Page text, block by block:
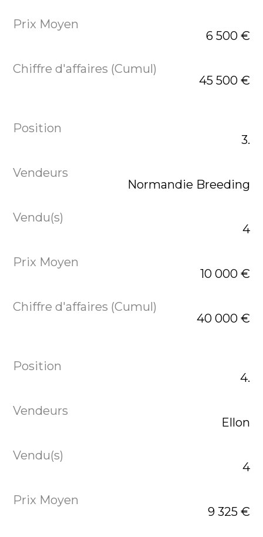
6 500 €
45 500 €
3.
Normandie Breeding
4
10 000 €
40 000 €
4.
Ellon
4
9 325 €